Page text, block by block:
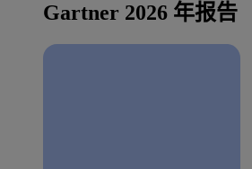
Gartner 2026 年报告